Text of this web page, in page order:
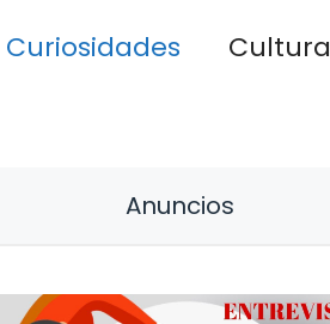
Curiosidades Cultura
Anuncios